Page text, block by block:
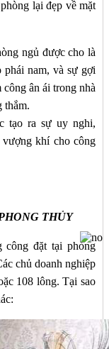
lại đẹp về mặt
ngủ được cho là
phái nam, và sự gợi
ân ái trong nhà
thắm.
tạo ra sự uy nghi,
vượng khí cho công
THỦY
công đặt tại phòng
chủ doanh nghiệp
108 lông. Tại sao